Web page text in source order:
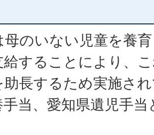
母のいない児童を養
給することにより、
助長するため実施さ
手当、愛知県遺児手